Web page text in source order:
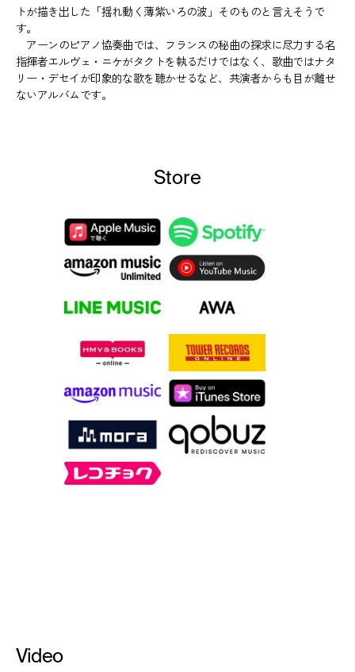
トが描き出した「揺れ動く薄紫いろの波」そのものと言えそうで
す。
アーンのピアノ協奏曲では、フランスの秘曲の探求に尽力する名
指揮者エルヴェ・ニケがタクトを執るだけではなく、歌曲ではナタ
リー・デセイが印象的な歌を聴かせるなど、共演者からも目が離せ
ないアルバムです。
Store
Video